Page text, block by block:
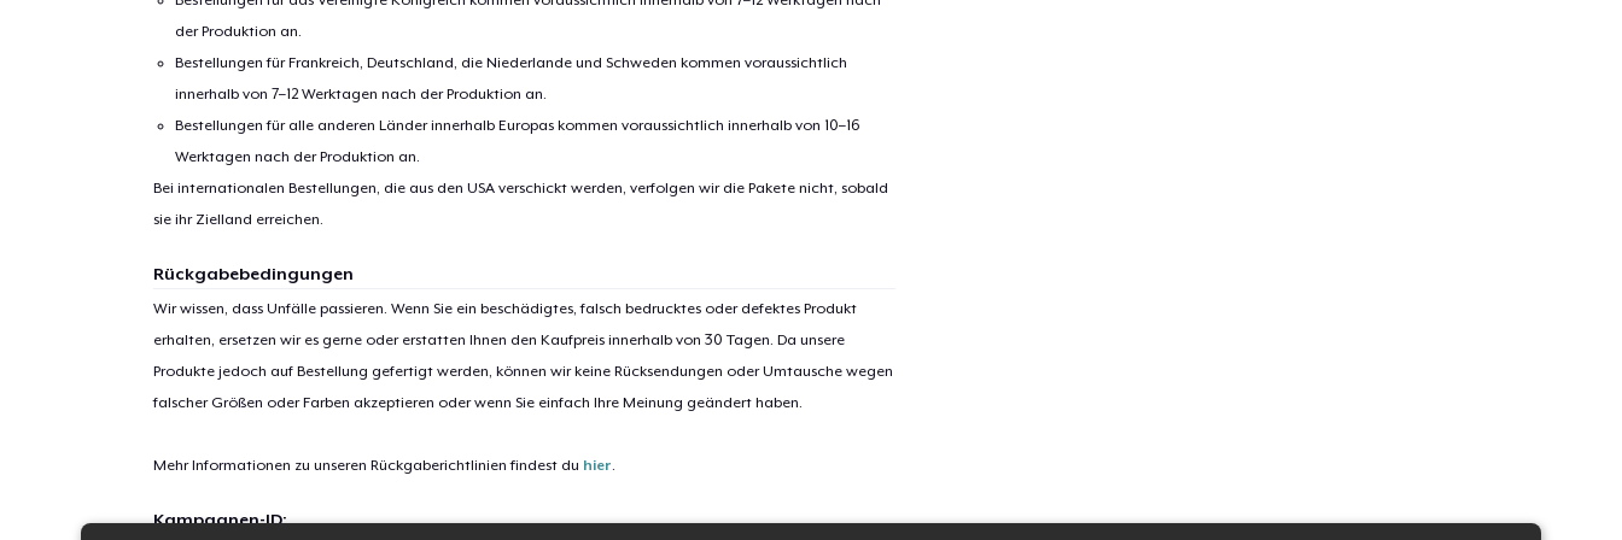
der Produktion an.
Bestellungen für Frankreich, Deutschland, die Niederlande und Schweden kommen voraussichtlich
innerhalb von 7–12 Werktagen nach der Produktion an.
Bestellungen für alle anderen Länder innerhalb Europas kommen voraussichtlich innerhalb von 10–16
Werktagen nach der Produktion an.
Bei internationalen Bestellungen, die aus den USA verschickt werden, verfolgen wir die Pakete nicht, sobald
sie ihr Zielland erreichen.
Rückgabebedingungen
Wir wissen, dass Unfälle passieren. Wenn Sie ein beschädigtes, falsch bedrucktes oder defektes Produkt
erhalten, ersetzen wir es gerne oder erstatten Ihnen den Kaufpreis innerhalb von 30 Tagen. Da unsere
Produkte jedoch auf Bestellung gefertigt werden, können wir keine Rücksendungen oder Umtausche wegen
falscher Größen oder Farben akzeptieren oder wenn Sie einfach Ihre Meinung geändert haben.
Mehr Informationen zu unseren Rückgaberichtlinien findest du hier.
Kampagnen-ID: